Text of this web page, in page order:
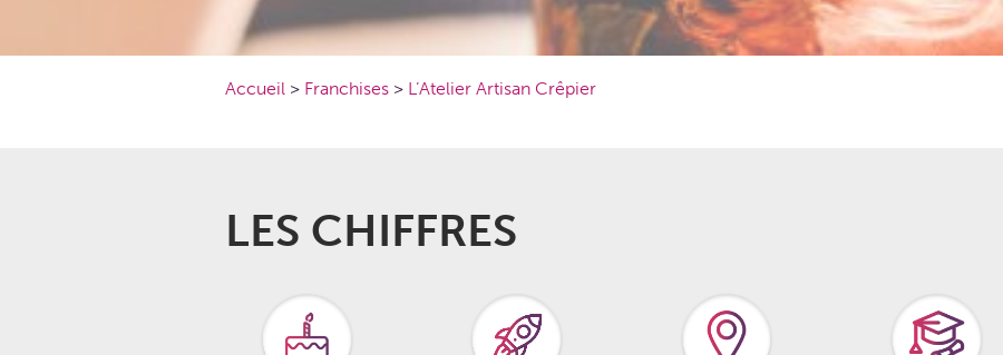
Accueil > Franchises > L’Atelier Artisan Crêpier
LES CHIFFRES